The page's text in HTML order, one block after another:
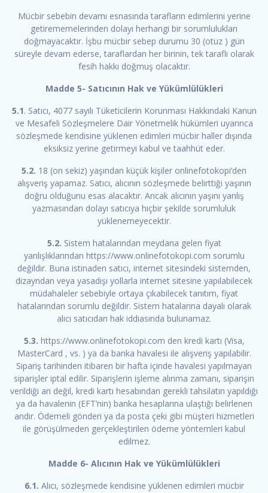
Mücbir sebebin devamı esnasında tarafların edimlerini yerine
getirememelerinden dolayı herhangi bir sorumlulukları
doğmayacaktır. İşbu mücbir sebep durumu 30 (otuz ) gün
süreyle devam ederse, taraflardan her birinin, tek taraflı olarak
fesih hakkı doğmuş olacaktır.
Madde 5- Satıcının Hak ve Yükümlülükleri
5.1. Satıcı, 4077 sayılı Tüketicilerin Korunması Hakkındaki Kanun
ve Mesafeli Sözleşmelere Dair Yönetmelik hükümleri uyarınca
sözleşmede kendisine yüklenen edimleri mücbir haller dışında
eksiksiz yerine getirmeyi kabul ve taahhüt eder.
5.2. 18 (on sekiz) yaşından küçük kişiler onlinefotokopi’den
alışveriş yapamaz. Satıcı, alıcının sözleşmede belirttiği yaşının
doğru olduğunu esas alacaktır. Ancak alıcının yaşını yanlış
yazmasından dolayı satıcıya hiçbir şekilde sorumluluk
yüklenemeyecektir.
5.2. Sistem hatalarından meydana gelen fiyat
yanlışlıklarından https://www.onlinefotokopi.com sorumlu
değildir. Buna istinaden satıcı, internet sitesindeki sistemden,
dizayndan veya yasadışı yollarla internet sitesine yapılabilecek
müdahaleler sebebiyle ortaya çıkabilecek tanıtım, fiyat
hatalarından sorumlu değildir. Sistem hatalarına dayalı olarak
alıcı satıcıdan hak iddiasında bulunamaz.
5.3. https://www.onlinefotokopi.com den kredi kartı (Visa,
MasterCard , vs. ) ya da banka havalesi ile alışveriş yapılabilir.
Sipariş tarihinden itibaren bir hafta içinde havalesi yapılmayan
siparişler iptal edilir. Siparişlerin işleme alınma zamanı, siparişin
verildiği an değil, kredi kartı hesabından gerekli tahsilatın yapıldığı
ya da havalenin (EFT’nin) banka hesaplarına ulaştığı belirlenen
andır. Ödemeli gönderi ya da posta çeki gibi müşteri hizmetleri
ile görüşülmeden gerçekleştirilen ödeme yöntemleri kabul
edilmez.
Madde 6- Alıcının Hak ve Yükümlülükleri
6.1. Alıcı, sözleşmede kendisine yüklenen edimleri mücbir